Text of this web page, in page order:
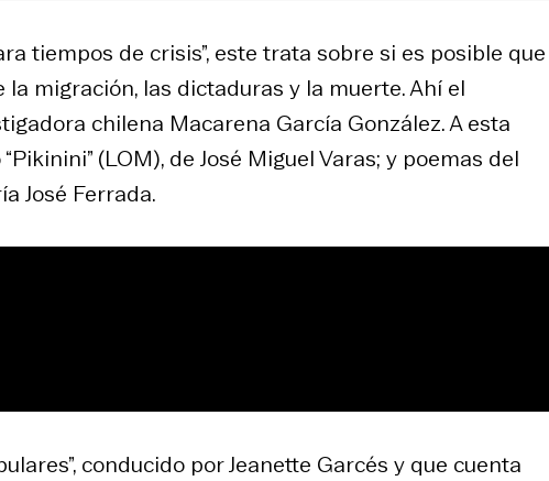
tiempos de crisis”, este trata sobre si es posible que
migración, las dictaduras y la muerte. Ahí el
chilena Macarena García González. A esta
(LOM), de José Miguel Varas; y poemas del
José Ferrada.
conducido por Jeanette Garcés y que cuenta